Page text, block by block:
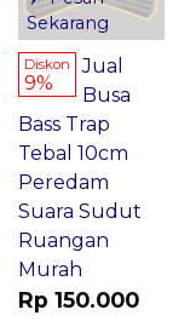
Sekarang
Diskon
9%
Jual
Busa
Bass Trap
Tebal 10cm
Peredam
Suara Sudut
Ruangan
Murah
Rp 150.000